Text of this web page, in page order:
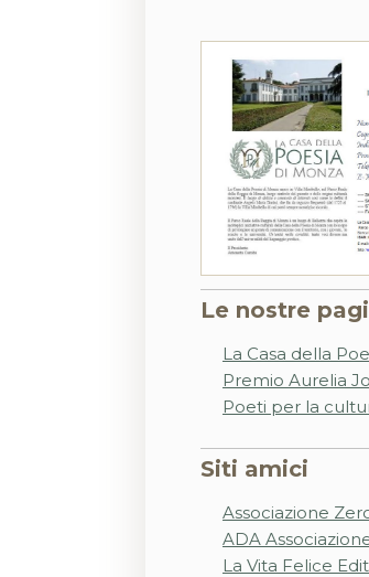
Le nostre
La Casa della
Premio Aurelia
Poeti per la
Siti amici
Associazione
ADA
La Vita Felice